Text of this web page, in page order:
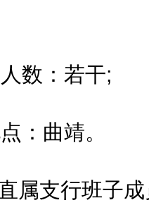
数：若干;
曲靖。
支行班子成